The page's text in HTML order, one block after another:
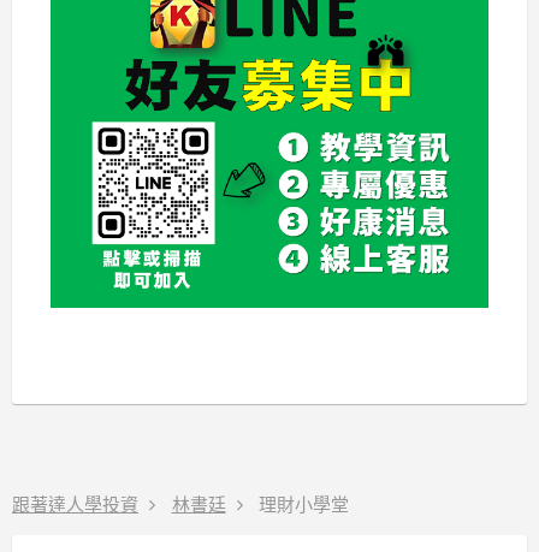
跟著達人學投資 林書廷 理財小學堂